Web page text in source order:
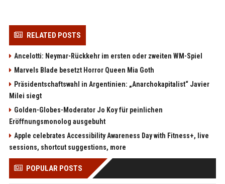
RELATED POSTS
Ancelotti: Neymar-Rückkehr im ersten oder zweiten WM-Spiel
Marvels Blade besetzt Horror Queen Mia Goth
Präsidentschaftswahl in Argentinien: „Anarchokapitalist“ Javier
Milei siegt
Golden-Globes-Moderator Jo Koy für peinlichen
Eröffnungsmonolog ausgebuht
Apple celebrates Accessibility Awareness Day with Fitness+, live
sessions, shortcut suggestions, more
POPULAR POSTS